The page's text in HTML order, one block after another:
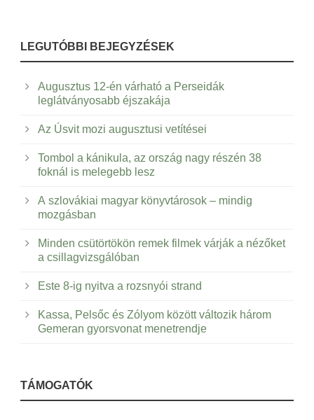
LEGUTÓBBI BEJEGYZÉSEK
Augusztus 12-én várható a Perseidák
leglátványosabb éjszakája
Az Úsvit mozi augusztusi vetítései
Tombol a kánikula, az ország nagy részén 38
foknál is melegebb lesz
A szlovákiai magyar könyvtárosok – mindig
mozgásban
Minden csütörtökön remek filmek várják a nézőket
a csillagvizsgálóban
Este 8-ig nyitva a rozsnyói strand
Kassa, Pelsőc és Zólyom között változik három
Gemeran gyorsvonat menetrendje
TÁMOGATÓK